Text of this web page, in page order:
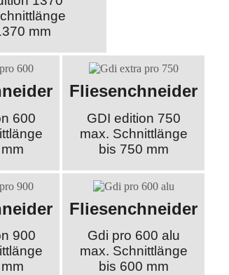
mm
600
Fliesenchneider
GDI edition 750
max. Schnittlänge
bis 750 mm
900
Fliesenchneider
Gdi pro 600 alu
max. Schnittlänge
bis 600 mm